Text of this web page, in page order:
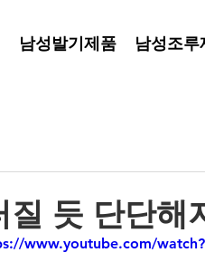
남성발기제품 남성조루
질 듯 단단해
www.youtube.com/